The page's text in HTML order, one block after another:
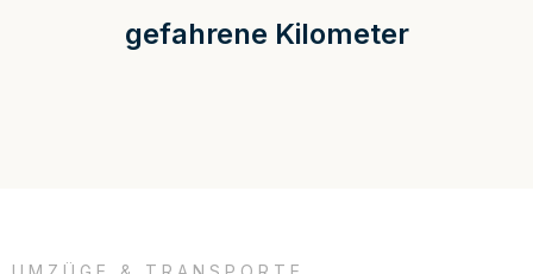
gefahrene Kilometer